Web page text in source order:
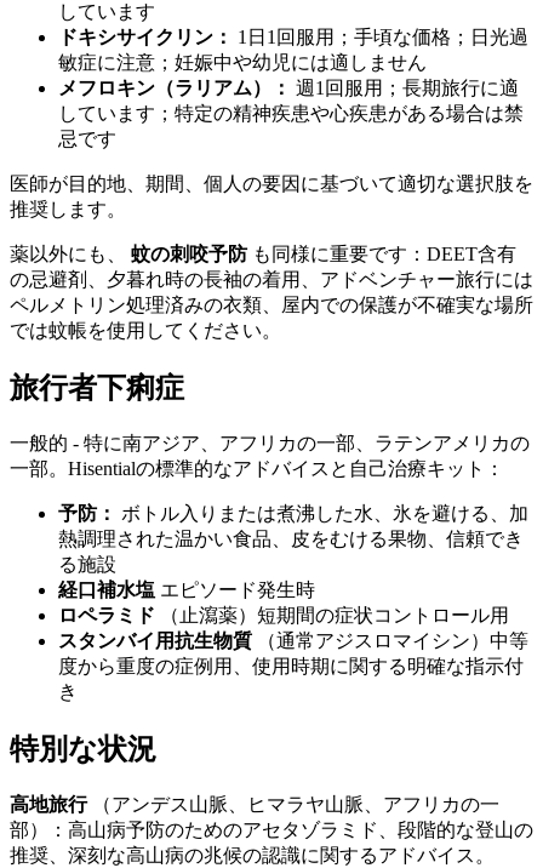
しています
ドキシサイクリン：
1日1回服用；手頃な価格；日光過
敏症に注意；妊娠中や幼児には適しません
メフロキン（ラリアム）： 週1回服用；長期旅行に適
しています；特定の精神疾患や心疾患がある場合は禁
忌です
医師が目的地、期間、個人の要因に基づいて適切な選択肢を
推奨します。
薬以外にも、 蚊の刺咬予防も同様に重要です：DEET含有
の忌避剤、夕暮れ時の長袖の着用、アドベンチャー旅行には
ペルメトリン処理済みの衣類、屋内での保護が不確実な場所
では蚊帳を使用してください。
旅行者下痢症
一般的 - 特に南アジア、アフリカの一部、ラテンアメリカの
一部。Hisentialの標準的なアドバイスと自己治療キット：
予防：
ボトル入りまたは煮沸した水、氷を避ける、加
熱調理された温かい食品、皮をむける果物、信頼でき
る施設
経口補水塩 エピソード発生時
ロペラミド （止瀉薬）短期間の症状コントロール用
スタンバイ用抗生物質 （通常アジスロマイシン）中等
度から重度の症例用、使用時期に関する明確な指示付
き
特別な状況
高地旅行（アンデス山脈、ヒマラヤ山脈、アフリカの一
部）：高山病予防のためのアセタゾラミド、段階的な登山の
推奨、深刻な高山病の兆候の認識に関するアドバイス。